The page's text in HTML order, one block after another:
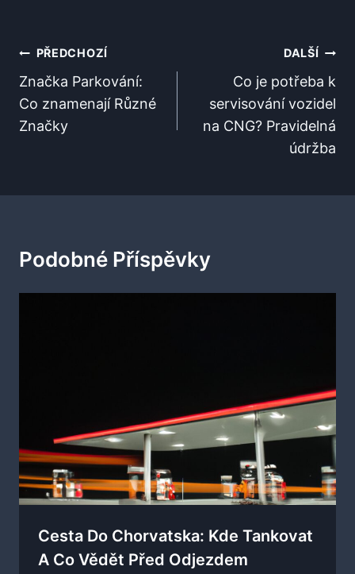
Navigace
Pro
Příspěvek
PŘEDCHOZÍ
Značka Parkování:
Co znamenají Různé
Značky
DALŠÍ
Co je potřeba k
servisování vozidel
na CNG? Pravidelná
údržba
Podobné Příspěvky
Cesta Do Chorvatska: Kde Tankovat
A Co Vědět Před Odjezdem